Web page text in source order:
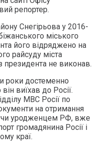
репортер.
Снегірьова у 2016-
міського
його відряджено на
райсуду міста
президента не виконав.
роки достеменно
виїхав до Росії.
МВС Росії по
на отримання
уродженцем РФ, вже
громадянина Росії і
краї.